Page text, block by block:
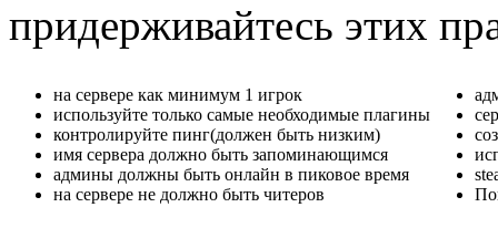
придерживайтесь этих
на сервере как минимум 1 игрок
используйте только самые необходимые плагины
контролируйте пинг(должен быть низким)
имя сервера должно быть запоминающимся
админы должны быть онлайн в пиковое время
на сервере не должно быть читеров